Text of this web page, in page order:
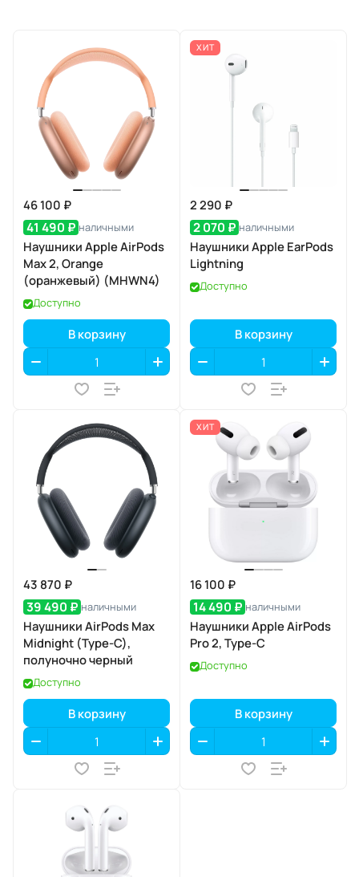
46 100 ₽
41 490 ₽ наличными
Наушники Apple AirPods
Max 2, Orange
(оранжевый) (MHWN4)
Доступно
В корзину
ХИТ
2 290 ₽
2 070 ₽ наличными
Наушники Apple EarPods
Lightning
Доступно
В корзину
43 870 ₽
39 490 ₽ наличными
Наушники AirPods Max
Midnight (Type-C),
полуночно черный
Доступно
В корзину
ХИТ
16 100 ₽
14 490 ₽ наличными
Наушники Apple AirPods
Pro 2, Type-С
Доступно
В корзину